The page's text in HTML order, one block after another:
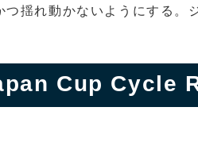
揺れ動かないようにする。
Cup Cycle